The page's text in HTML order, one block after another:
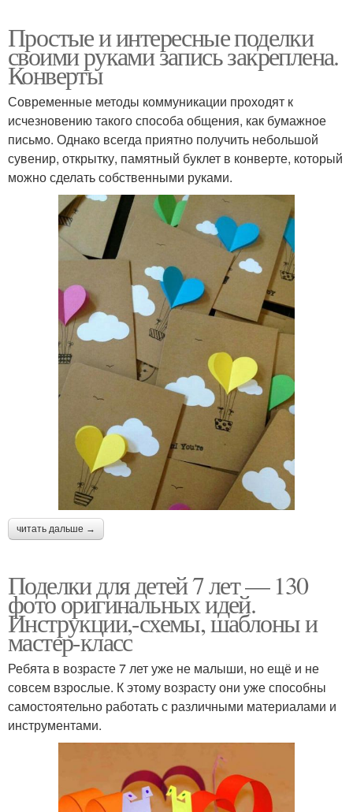
Простые и интересные поделки
своими руками запись закреплена.
Конверты
Современные методы коммуникации проходят к
исчезновению такого способа общения, как бумажное
письмо. Однако всегда приятно получить небольшой
сувенир, открытку, памятный буклет в конверте, который
можно сделать собственными руками.
читать дальше →
Поделки для детей 7 лет — 130
фото оригинальных идей.
Инструкции,-схемы, шаблоны и
мастер-класс
Ребята в возрасте 7 лет уже не малыши, но ещё и не
совсем взрослые. К этому возрасту они уже способны
самостоятельно работать с различными материалами и
инструментами.